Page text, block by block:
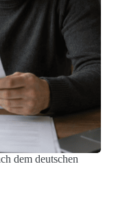
dem deutschen